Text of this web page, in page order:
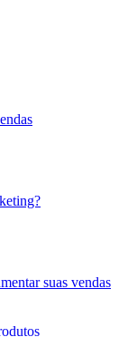
suas vendas